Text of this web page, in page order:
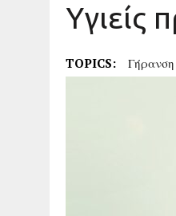
02/08/2026
Υγιείς
TOPICS: Γήρανση